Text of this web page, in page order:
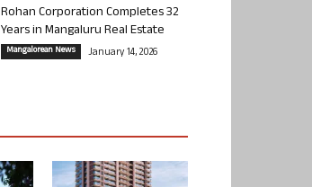
Rohan Corporation Completes 32
Years in Mangaluru Real Estate
Mangalorean News January 14, 2026